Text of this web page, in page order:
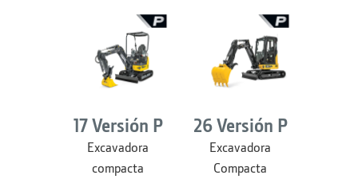
17 Versión P
Excavadora
compacta
26 Versión P
Excavadora
Compacta